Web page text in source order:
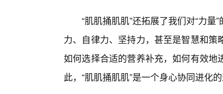
“肌肌捅肌肌”还拓展了我们对“力
力、自律力、坚持力，甚至是智慧和
如何选择合适的营养补充，如何有效
此，“肌肌捅肌肌”是一个身心协同进化